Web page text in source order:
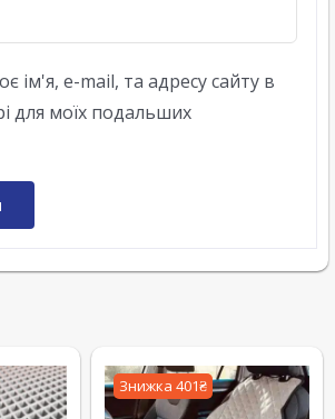
ім'я, e-mail, та адресу сайту в
для моїх подальших
Знижка 401₴